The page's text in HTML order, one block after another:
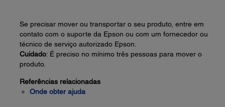
Se precisar mover ou transportar o seu produto, entre em
contato com o suporte da Epson ou com um fornecedor ou
técnico de serviço autorizado Epson.
Cuidado: É preciso no mínimo três pessoas para mover o
produto.
Referências relacionadas
Onde obter ajuda